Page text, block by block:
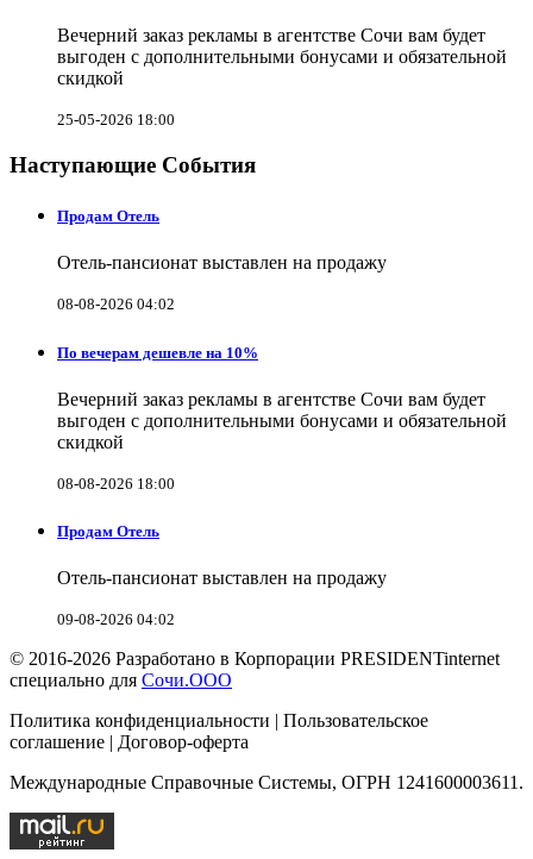
Вечерний заказ рекламы в агентстве Сочи вам будет
выгоден с дополнительными бонусами и обязательной
скидкой
25-05-2026 18:00
Наступающие События
Продам Отель
Отель-пансионат выставлен на продажу
08-08-2026 04:02
По вечерам дешевле на 10%
Вечерний заказ рекламы в агентстве Сочи вам будет
выгоден с дополнительными бонусами и обязательной
скидкой
08-08-2026 18:00
Продам Отель
Отель-пансионат выставлен на продажу
09-08-2026 04:02
© 2016-2026 Разработано в Корпорации PRESIDENTinternet
специально для Сочи.ООО
Политика конфиденциальности | Пользовательское
соглашение | Договор-оферта
Международные Справочные Системы, ОГРН 1241600003611.